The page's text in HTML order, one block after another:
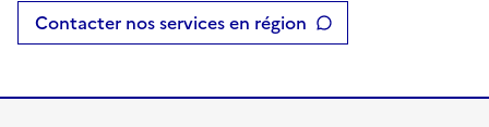
Contacter nos services en région